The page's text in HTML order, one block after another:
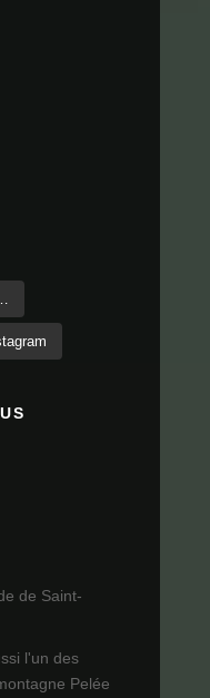
de Saint-
l'un des
Pelée